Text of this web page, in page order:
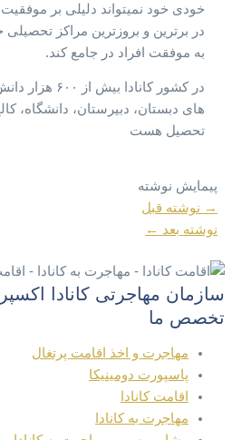
خودی خود نمیتواند دلیلی بر
در برترین و بروزترین مراکز
به موفقت افراد در جامع کند.
در کشور کانادا
های دبستان، دبیرستان، دانشگاه،
تحصیل هست
پیمایش نوشته
→ نوشته قبل
نوشته بعد ←
سازمان مهاجرتی کانادا
تخصص ما
مهاجرت و اخذ اقامت پرتغال
پاسپورت دومینیکا
اقامت کانادا
مهاجرت به کانادا